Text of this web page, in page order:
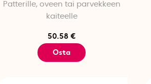
Patterille, oveen tai parvekkeen
kaiteelle
50.58 €
Osta